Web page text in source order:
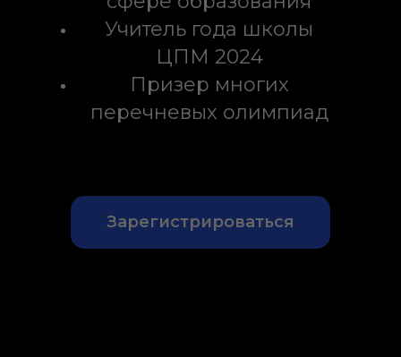
Учитель года школы
ЦПМ 2024
Призер многих
перечневых олимпиад
Зарегистрироваться